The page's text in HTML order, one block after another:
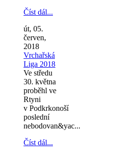
Číst dál...
út, 05.
červen,
2018
Vrchařská
Liga 2018
Ve středu
30. května
proběhl ve
Rtyni
v Podkrkonoší
poslední
nebodovan&yac...
Číst dál...